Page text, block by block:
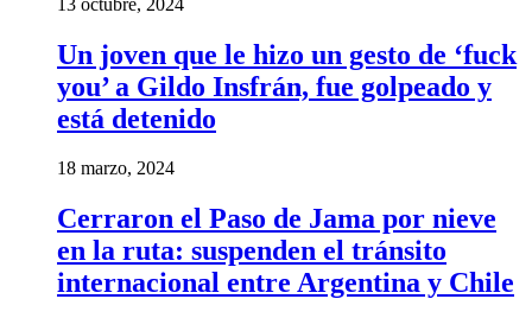
Un joven que le hizo un gesto de ‘fuck
you’ a Gildo Insfrán, fue golpeado y
está detenido
18 marzo, 2024
Cerraron el Paso de Jama por nieve
en la ruta: suspenden el tránsito
internacional entre Argentina y Chile